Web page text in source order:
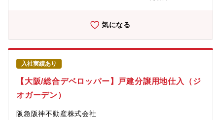
し、不動産の仲介業務を担当※チーム制を敷いており2-3名体制で
す。【契約期間備考】入社後1年間は有期雇用契約（契約社員）で
す。入社6ヶ月～1年を目安に、ご本人と当社の合意に基づき、正
社員として登用することを前提とした採用です。正社員登用後は
「総合職」としてご活躍いただきます。当初は、募集ポジション
にて専門性を深めていただきますが、ご本人の適性や意欲に合わ
せて、当社業務全般の幅広い分野に挑戦する機会があります。
【働き方】・年間休日124日※ライフワークバランスを保ちながら
就業することが可能です。同業他社と比較しても非常に高いレベ
ルの就業環境が整っており、実際に他社から入社をした社員も多
アタイムなし) ※ご自身の裁量にて業務時間をコントロールでき
気になる
入社実績あり
【大阪/総合デベロッパー】戸建分譲用地仕入（ジ
オガーデン）
阪急阪神不動産株式会社